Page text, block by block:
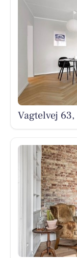
Vagtelvej